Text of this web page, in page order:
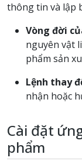
thông tin và lập
Vòng đời
nguyên vật
phẩm sản
Lệnh thay
nhận hoặc
Cài đặt
phẩm